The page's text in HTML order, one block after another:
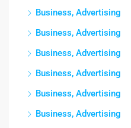
Business, Advertising
Business, Advertising
Business, Advertising
Business, Advertising
Business, Advertising
Business, Advertising